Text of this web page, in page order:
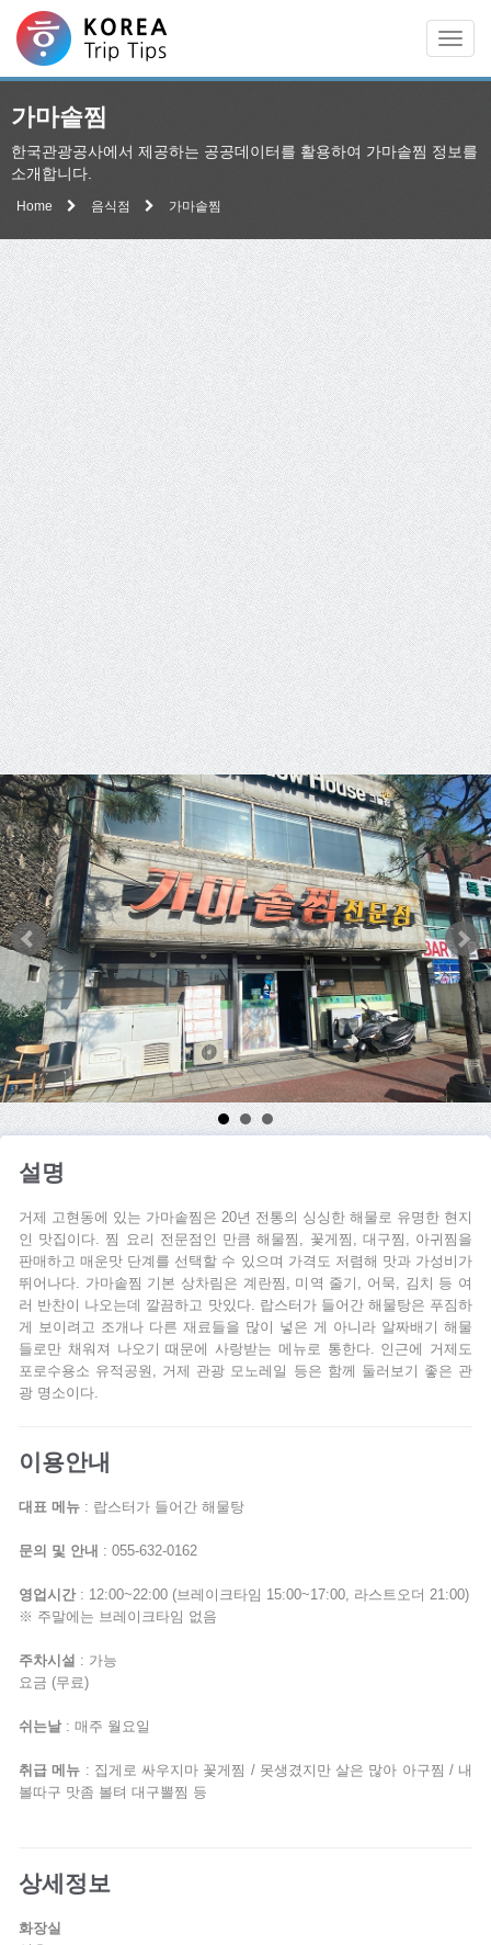
가마솥찜
한국관광공사에서 제공하는 공공데이터를 활용하여 가마솥찜 정보를
소개합니다.
Home 음식점 가마솥찜
설명
거제 고현동에 있는 가마솥찜은 20년 전통의 싱싱한 해물로 유명한 현지
인 맛집이다. 찜 요리 전문점인 만큼 해물찜, 꽃게찜, 대구찜, 아귀찜을
판매하고 매운맛 단계를 선택할 수 있으며 가격도 저렴해 맛과 가성비가
뛰어나다. 가마솥찜 기본 상차림은 계란찜, 미역 줄기, 어묵, 김치 등 여
러 반찬이 나오는데 깔끔하고 맛있다. 랍스터가 들어간 해물탕은 푸짐하
게 보이려고 조개나 다른 재료들을 많이 넣은 게 아니라 알짜배기 해물
들로만 채워져 나오기 때문에 사랑받는 메뉴로 통한다. 인근에 거제도
포로수용소 유적공원, 거제 관광 모노레일 등은 함께 둘러보기 좋은 관
광 명소이다.
이용안내
대표 메뉴 : 랍스터가 들어간 해물탕
문의 및 안내 : 055-632-0162
영업시간 : 12:00~22:00 (브레이크타임 15:00~17:00, 라스트오더 21:00)
※ 주말에는 브레이크타임 없음
주차시설 : 가능
요금 (무료)
쉬는날 : 매주 월요일
취급 메뉴 : 집게로 싸우지마 꽃게찜 / 못생겼지만 살은 많아 아구찜 / 내
볼따구 맛좀 볼텨 대구뽈찜 등
상세정보
화장실